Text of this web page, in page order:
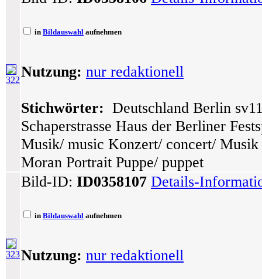
322
in Bildauswahl aufnehmen
Nutzung: nur redaktionell
Stichwörter: Deutschland Berlin
Schaperstrasse Haus der Berliner
Musik/ music Konzert/ concert/ Musik
Moran Portrait Puppe/ puppet
323
Bild-ID: ID0358107 Details-
in Bildauswahl aufnehmen
Nutzung: nur redaktionell